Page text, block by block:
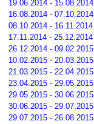
19.06.2014 - 15.08.2014
16.08.2014 - 07.10.2014
08.10.2014 - 16.11.2014
17.11.2014 - 25.12.2014
26.12.2014 - 09.02.2015
10.02.2015 - 20.03.2015
21.03.2015 - 22.04.2015
23.04.2015 - 29.05.2015
29.05.2015 - 30.06.2015
30.06.2015 - 29.07.2015
29.07.2015 - 26.08.2015